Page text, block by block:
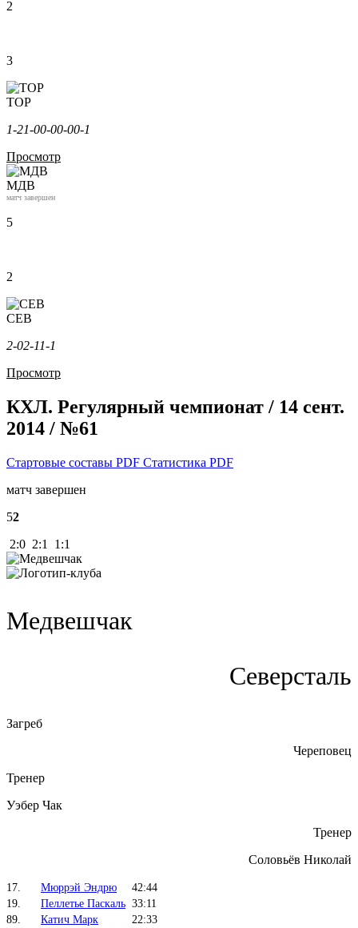
2
3
ТОР
1-21-00-00-00-1
Просмотр
МДВ
матч завершен
5
2
СЕВ
2-02-11-1
Просмотр
КХЛ. Регулярный чемпионат / 14 сент.
2014 / №61
Стартовые составы PDF Статистика PDF
матч завершен
52
2:0 2:1 1:1
Медвешчак
Северсталь
Загреб
Череповец
Тренер
Уэбер Чак
Тренер
Соловьёв Николай
17. Мюррэй Эндрю
42:44
19.
Пеллетье Паскаль 33:11
89.
Катич Марк
22:33